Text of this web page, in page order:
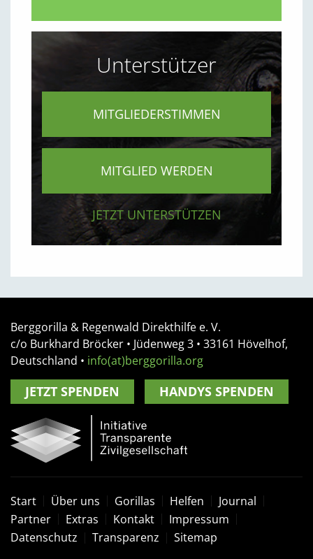
Unterstützer
MITGLIEDERSTIMMEN
MITGLIED WERDEN
JETZT UNTERSTÜTZEN
Berggorilla & Regenwald Direkthilfe e. V.
c/o Burkhard Bröcker • Jüdenweg 3 • 33161 Hövelhof,
Deutschland • info(at)berggorilla.org
JETZT SPENDEN HANDYS SPENDEN
Start Über uns Gorillas Helfen
Journal
Partner
Extras Kontakt
Impressum
Datenschutz
Transparenz
Sitemap